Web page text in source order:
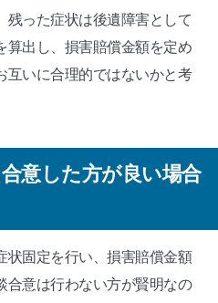
残った症状は後遺障害として
算出し、損害賠償金額を定め
互いに合理的ではないかと考
意した方が良い場合
状固定を行い、損害賠償金額
合意は行わない方が賢明なの